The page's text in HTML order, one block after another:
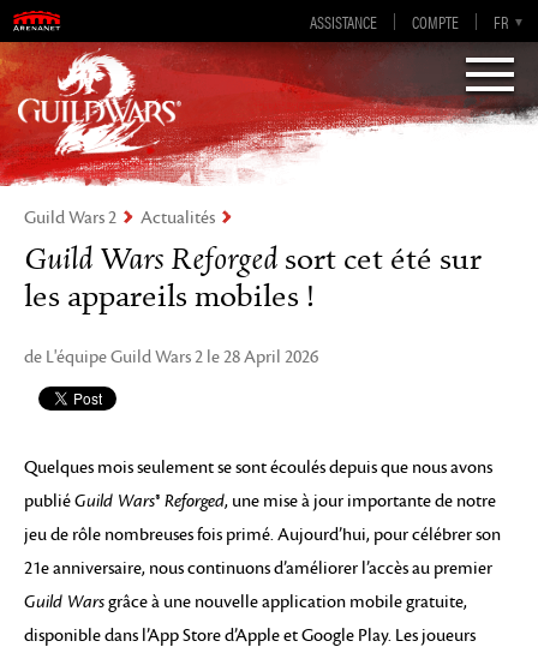
ASSISTANCE COMPTE FR
EN
DE
ES
EN-GB
Visions of Eternity
Guild Wars 2
Guild Wars 2 Actualités
Guild Wars Reforged sort cet été sur
les appareils mobiles !
de L'équipe Guild Wars 2 le 28 April 2026
Quelques mois seulement se sont écoulés depuis que nous avons
publiéGuild Wars® Reforged, une mise à jour importante de notre
jeu de rôle nombreuses fois primé. Aujourd’hui, pour célébrer son
21e anniversaire, nous continuons d’améliorer l’accès au premier
Guild Warsgrâce à une nouvelle application mobile gratuite,
disponible dans l’App Store d’Apple et Google Play. Les joueurs